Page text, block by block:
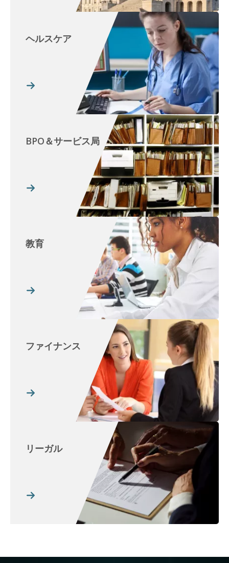
ヘルスケア
BPO＆サービス局
教育
ファイナンス
リーガル